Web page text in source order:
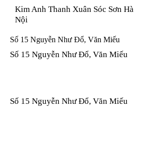
Kim Anh Thanh Xuân Sóc Sơn Hà
Nội
Số 15 Nguyễn Như Đổ, Văn Miếu
Số 15 Nguyễn Như Đổ, Văn Miếu
Số 15 Nguyễn Như Đổ, Văn Miếu